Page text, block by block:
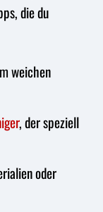
die du
weichen
, der speziell
oder